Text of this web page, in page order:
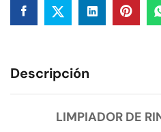
Descripción
LIMPIADOR DE